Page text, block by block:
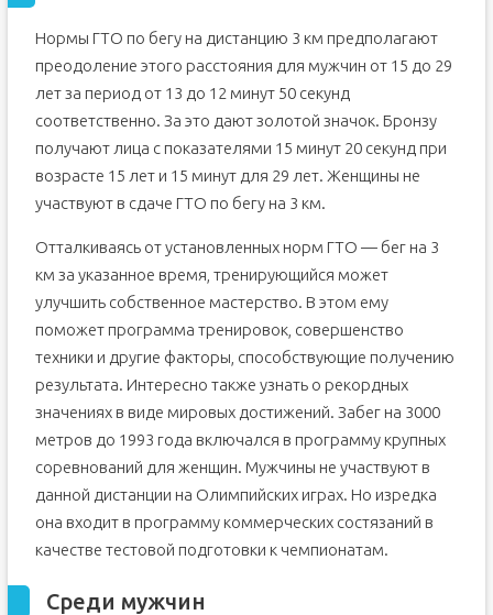
Нормы ГТО по бегу на дистанцию 3 км предполагают
преодоление этого расстояния для мужчин от 15 до 29
лет за период от 13 до 12 минут 50 секунд
соответственно. За это дают золотой значок. Бронзу
получают лица с показателями 15 минут 20 секунд при
возрасте 15 лет и 15 минут для 29 лет. Женщины не
участвуют в сдаче ГТО по бегу на 3 км.
Отталкиваясь от установленных норм ГТО — бег на 3
км за указанное время, тренирующийся может
улучшить собственное мастерство. В этом ему
поможет программа тренировок, совершенство
техники и другие факторы, способствующие получению
результата. Интересно также узнать о рекордных
значениях в виде мировых достижений. Забег на 3000
метров до 1993 года включался в программу крупных
соревнований для женщин. Мужчины не участвуют в
данной дистанции на Олимпийских играх. Но изредка
она входит в программу коммерческих состязаний в
качестве тестовой подготовки к чемпионатам.
Среди мужчин